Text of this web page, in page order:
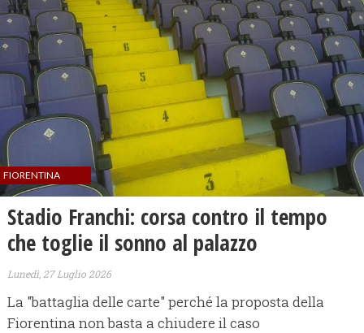
FIORENTINA
​Stadio Franchi: corsa contro il tempo
che toglie il sonno al palazzo
Lunedì, 27 Luglio 2026
La "battaglia delle carte" perché la proposta della
Fiorentina non basta a chiudere il caso